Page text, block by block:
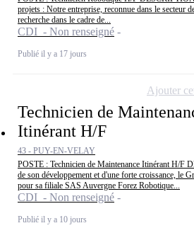
projets : Notre entreprise, reconnue dans le secteur
recherche dans le cadre de...
CDI - Non renseigné
Publié il y a 17 jours
Technicien de
Itinérant H/F
43 - PUY-EN-VELAY
POSTE : Technicien de Maintenance Itinérant H/F
de son développement et d'une forte croissance, le
pour sa filiale SAS Auvergne Forez Robotique...
CDI - Non renseigné
Publié il y a 10 jours
Ajouter